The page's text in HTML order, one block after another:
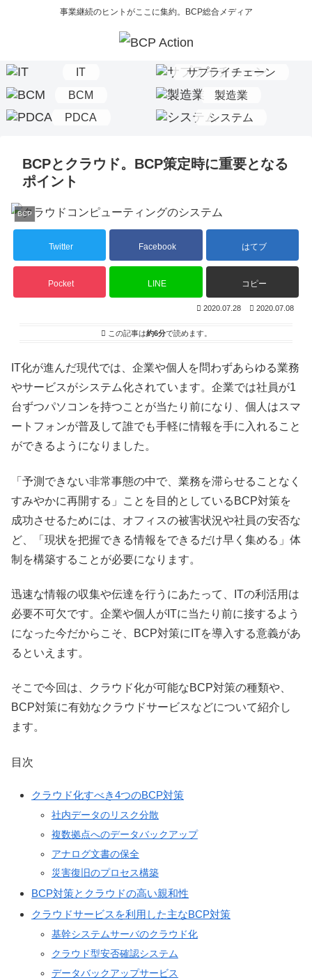
事業継続のヒントがここに集約。BCP総合メディア
IT
サプライチェーン
BCM
製造業
PDCA
システム
BCPとクラウド。BCP策定時に重要となる
ポイント
BCP
Twitter Facebook はてブ
Pocket LINE コピー
2020.07.28 2020.07.08
この記事は約6分で読めます。
IT化が進んだ現代では、企業や個人を問わずあらゆる業務
やサービスがシステム化されています。企業では社員が1
台ずつパソコンを持つことが当たり前になり、個人はスマ
ートフォンが普及して誰でも手軽に情報を手に入れること
ができるようになりました。
「予測できない非常事態の中で、業務を滞らせることなく
すみやかに再開する」ことを目的としているBCP対策を
成功させるためには、オフィスの被害状況や社員の安否な
ど、「現状を把握できる情報をできるだけ早く集める」体
制を構築することが必要になります。
迅速な情報の収集や伝達を行うにあたって、ITの利活用は
必要不可欠です。企業や個人がITに当たり前に接するよう
になった今だからこそ、BCP対策にITを導入する意義があ
るといえます。
そこで今回は、クラウド化が可能なBCP対策の種類や、
BCP対策に有効なクラウドサービスなどについて紹介し
ます。
目次
クラウド化すべき4つのBCP対策
社内データのリスク分散
複数拠点へのデータバックアップ
アナログ文書の保全
災害復旧のプロセス構築
BCP対策とクラウドの高い親和性
クラウドサービスを利用した主なBCP対策
基幹システムサーバのクラウド化
クラウド型安否確認システム
データバックアップサービス